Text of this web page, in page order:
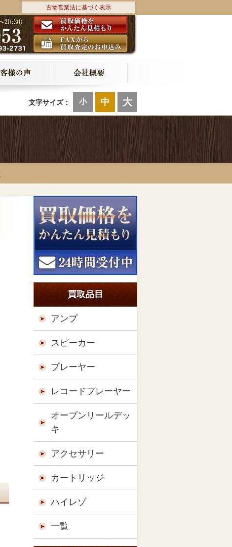
古物営業法に基づく表示
文字サイズ： 小 中 大
買取品目
アンプ
スピーカー
プレーヤー
レコードプレーヤー
オープンリールデッ
キ
アクセサリー
カートリッジ
ハイレゾ
一覧